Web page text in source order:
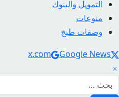
التمويل والبنوك
منوعات
وصفات طبخ
Social Links
x.com Google News
البحث عن: